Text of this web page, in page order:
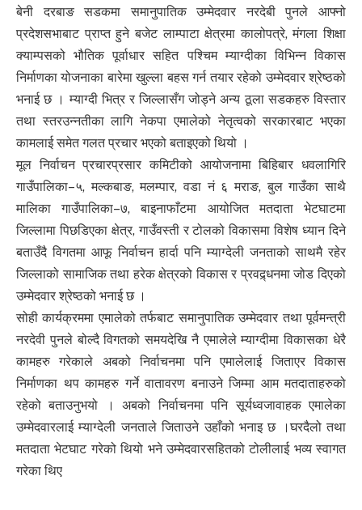
बेनी दरबाङ सडकमा समानुपातिक उम्मेदवार नरदेबी पुनले आफ्नो
प्रदेशसभाबाट प्राप्त हुने बजेट लाम्पाटा क्षेत्रमा कालोपत्रे, मंगला शिक्षा
क्याम्पसको भौतिक पूर्वाधार सहित पश्चिम म्याग्दीका विभिन्न विकास
निर्माणका योजनाका बारेमा खुल्ला बहस गर्न तयार रहेको उम्मेदवार श्रेष्ठको
भनाई छ । म्याग्दी भित्र र जिल्लासँग जोड्ने अन्य ठूला सडकहरु विस्तार
तथा स्तरउन्नतीका लागि नेकपा एमालेको नेतृत्वको सरकारबाट भएका
कामलाई समेत गलत प्रचार भएको बताइएको थियो ।
मूल निर्वाचन प्रचारप्रसार कमिटीको आयोजनामा बिहिबार धवलागिरि
गाउँपालिका–५, मल्कबाङ, मलम्पार, वडा नं ६ मराङ, बुल गाउँका साथै
मालिका गाउँपालिका–७, बाइनाफाँटमा आयोजित मतदाता भेटघाटमा
जिल्लामा पिछडिएका क्षेत्र, गाउँवस्ती र टोलको विकासमा विशेष ध्यान दिने
बताउँदै विगतमा आफू निर्वाचन हार्दा पनि म्याग्देली जनताको साथमै रहेर
जिल्लाको सामाजिक तथा हरेक क्षेत्रको विकास र प्रवद्र्धनमा जोड दिएको
उम्मेदवार श्रेष्ठको भनाई छ ।
सोही कार्यक्रममा एमालेको तर्फबाट समानुपातिक उम्मेदवार तथा पूर्वमन्त्री
नरदेवी पुनले बोल्दै विगतको समयदेखि नै एमालेले म्याग्दीमा विकासका धेरै
कामहरु गरेकाले अबको निर्वाचनमा पनि एमालेलाई जिताएर विकास
निर्माणका थप कामहरु गर्ने वातावरण बनाउने जिम्मा आम मतदाताहरुको
रहेको बताउनुभयो । अबको निर्वाचनमा पनि सूर्यध्वजावाहक एमालेका
उम्मेदवारलाई म्याग्देली जनताले जिताउने उहाँको भनाइ छ ।घरदैलो तथा
मतदाता भेटघाट गरेको थियो भने उम्मेदवारसहितको टोलीलाई भव्य स्वागत
गरेका थिए